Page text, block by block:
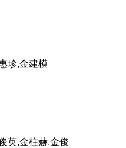
珍,金建模
英,金柱赫,金俊